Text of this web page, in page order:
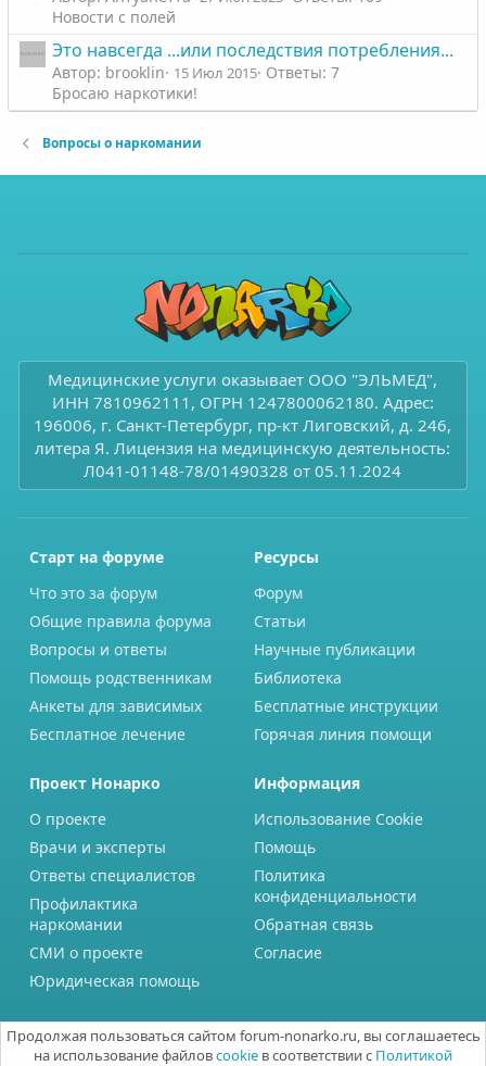
Новости с полей
Это навсегда ...или последствия потребления...
Автор: brooklin 15 Июл 2015 Ответы: 7
Бросаю наркотики!
Вопросы о наркомании
Медицинские услуги оказывает ООО "ЭЛЬМЕД",
ИНН 7810962111, ОГРН 1247800062180. Адрес:
196006, г. Санкт-Петербург, пр-кт Лиговский, д. 246,
литера Я. Лицензия на медицинскую деятельность:
Л041-01148-78/01490328 от 05.11.2024
Старт на форуме
Что это за форум
Общие правила форума
Вопросы и ответы
Помощь родственникам
Анкеты для зависимых
Бесплатное лечение
Ресурсы
Форум
Статьи
Научные публикации
Библиотека
Бесплатные инструкции
Горячая линия помощи
Проект Нонарко
О проекте
Врачи и эксперты
Ответы специалистов
Профилактика
наркомании
СМИ о проекте
Юридическая помощь
Информация
Использование Cookie
Помощь
Политика
конфиденциальности
Обратная связь
Согласие
Продолжая пользоваться сайтом forum-nonarko.ru, вы соглашаетесь
на использование файловcookie в соответствии с Политикой